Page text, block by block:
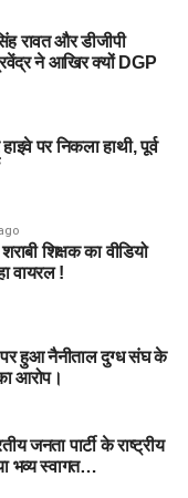
रावत और डीजीपी
ने आखिर क्यों DGP
पर निकला हाथी, पूर्व
शिक्षक का वीडियो
वायरल !
हुआ नैनीताल दुग्ध संघ के
आरोप।
जनता पार्टी के राष्ट्रीय
भव्य स्वागत…